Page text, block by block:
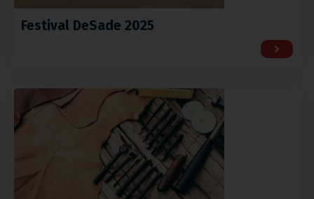
Festival DeSade 2025